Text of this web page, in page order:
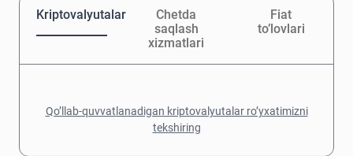
Kriptovalyutalar
Chetda
saqlash
xizmatlari
Fiat
to’lovlari
Qo’llab-quvvatlanadigan kriptovalyutalar ro’yxatimizni
tekshiring